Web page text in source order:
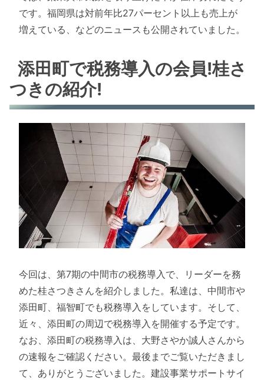
です。福岡県は対前年比27パーセント以上も売上が
増えている、などのニュースも公開されていました。
添田町で税務導入の会員!桂さ
つきの紹介!
今回は、第7期の中間市の税務導入で、リーダーを務
めた桂さつきさんを紹介しました。私達は、中間市や
添田町、福智町でも税務導入をしています。そして、
近々、添田町の周辺で税務導入を開催する予定です。
なお、添田町の税務導入は、大野さやか誠人さんから
の速報をご確認ください。最後までご覧いただきまし
て、ありがとうございました。建設事業サポートサイ